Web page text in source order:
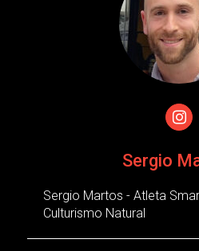
Sergio
Sergio Martos - Atleta
Culturismo Natural